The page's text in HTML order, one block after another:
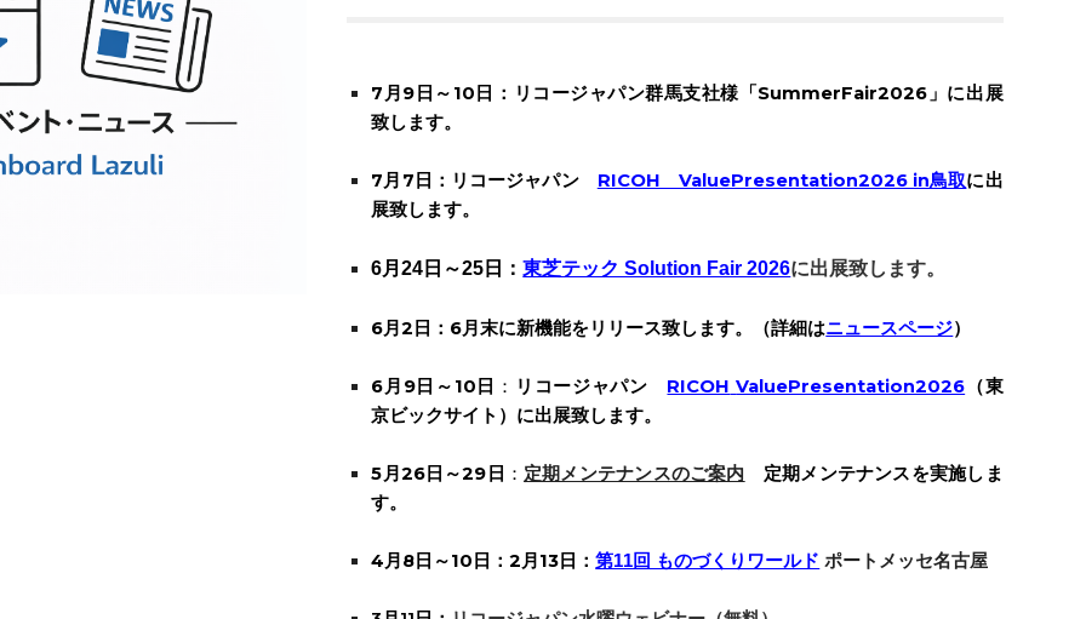
7月9日～10日：リコージャパン群馬支社様「SummerFair2026」に出展
致します。
7月7日：リコージャパン RICOH ValuePresentation2026 in鳥取に出
展致します。
6月24日～25日：東芝テック Solution Fair 2026に出展致します。
6月2日：6月末に新機能をリリース致します。（詳細はニュースページ）
6月9日～10日 ： リコージャパン RICOH ValuePresentation2026 （東
京ビックサイト）に出展致します。
5月26日～29日 ： 定期メンテナンスのご案内 定期メンテナンスを実施しま
す。
4月8日～10日：2月13日：第11回 ものづくりワールド ポートメッセ名古屋